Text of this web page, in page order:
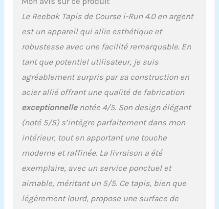
Le Reebok Tapis de Course i-Run 4.0 en argent
est un appareil qui allie esthétique et
robustesse avec une facilité remarquable. En
tant que potentiel utilisateur, je suis
agréablement surpris par sa construction en
acier allié offrant une qualité de fabrication
exceptionnellenotée 4/5. Son design élégant
(noté 5/5) s’intègre parfaitement dans mon
intérieur, tout en apportant une touche
moderne et raffinée. La livraison a été
exemplaire, avec un service ponctuel et
aimable, méritant un 5/5. Ce tapis, bien que
légèrement lourd, propose une surface de